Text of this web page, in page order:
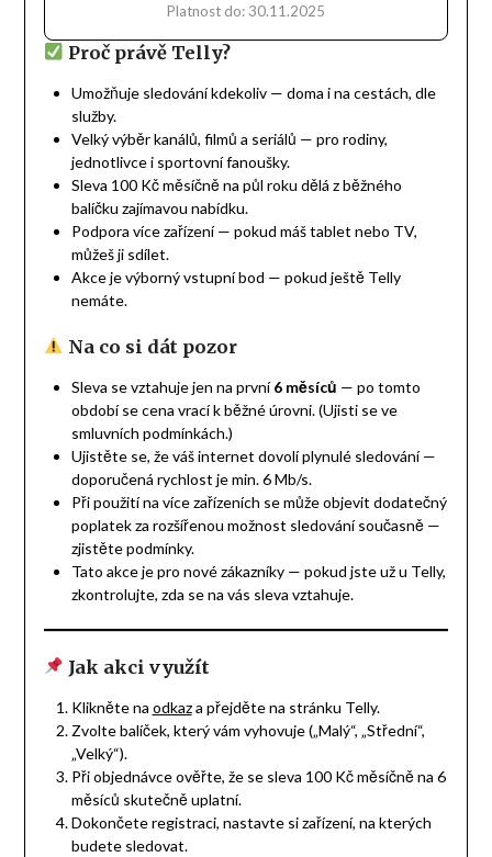
Platnost do: 30.11.2025
Proč právě Telly?
Umožňuje sledování kdekoliv — doma i na cestách, dle
služby.
Velký výběr kanálů, filmů a seriálů — pro rodiny,
jednotlivce i sportovní fanoušky.
Sleva 100 Kč měsíčně na půl roku dělá z běžného
balíčku zajímavou nabídku.
Podpora více zařízení — pokud máš tablet nebo TV,
můžeš ji sdílet.
Akce je výborný vstupní bod — pokud ještě Telly
nemáte.
Na co si dát pozor
Sleva se vztahuje jen na první6 měsíců — po tomto
období se cena vrací k běžné úrovni. (Ujisti se ve
smluvních podmínkách.)
Ujistěte se, že váš internet dovolí plynulé sledování —
doporučená rychlost je min. 6 Mb/s.
Při použití na více zařízeních se může objevit dodatečný
poplatek za rozšířenou možnost sledování současně —
zjistěte podmínky.
Tato akce je pro nové zákazníky — pokud jste už u Telly,
zkontrolujte, zda se na vás sleva vztahuje.
Jak akci využít
Klikněte na odkaza přejděte na stránku Telly.
Zvolte balíček, který vám vyhovuje („Malý“, „Střední“,
„Velký“).
Při objednávce ověřte, že se sleva 100 Kč měsíčně na 6
měsíců skutečně uplatní.
Dokončete registraci, nastavte si zařízení, na kterých
budete sledovat.